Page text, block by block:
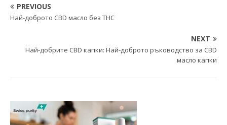
PREVIOUS
Най-доброто CBD масло без THC
NEXT
Най-добрите CBD капки: Най-доброто ръководство за CBD
масло капки